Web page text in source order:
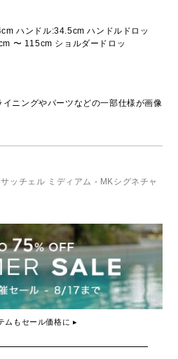
ハンドル:34.5cm ハンドルドロッ
〜 115cm ショルダードロッ
ニングやパーツなどの一部仕様が画像
ッチェル ミディアム - MKシグネチャ
ムもセール価格に ▸